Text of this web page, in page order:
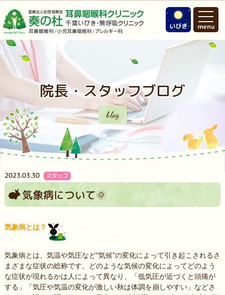
院長・スタッフブログ
blog
2023.03.30 スタッフ
気象病について🌞
気象病とは？
気象病とは、気温や気圧など“気候”の変化によって引き起こされるさ
まざまな症状の総称です。どのような気候の変化によってどのよう
な症状が現れるかは人によって異なり、「低気圧が近づくと頭痛が
する」「気圧や気温の変化が激しい秋は体調を崩しやすい」などさ